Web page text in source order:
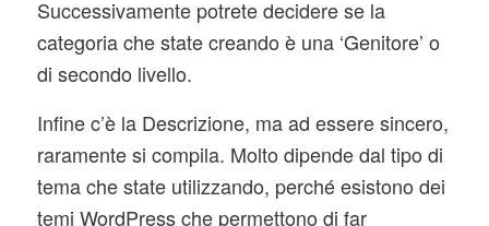
Successivamente potrete decidere se la
categoria che state creando è una ‘Genitore’ o
di secondo livello.
Infine c’è la Descrizione, ma ad essere sincero,
raramente si compila. Molto dipende dal tipo di
tema che state utilizzando, perché esistono dei
temi WordPress che permettono di far